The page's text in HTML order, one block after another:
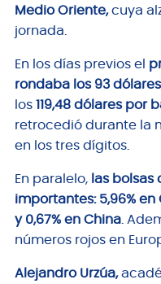
Medio Oriente,cuya
jornada.
En los días previos el
rondaba los 93
los 119,48 dólares por
retrocedió durante la
en los tres dígitos.
En paralelo, las bolsas
importantes: 5,96% en
y 0,67% en China.
números rojos en
Alejandro Urzúa,